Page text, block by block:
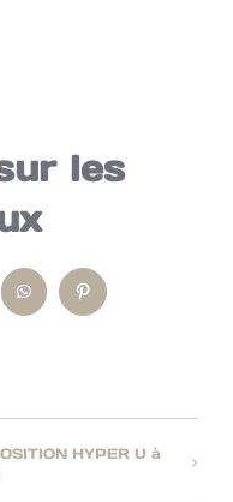
les
WhatsAppPinterest
HYPER U à